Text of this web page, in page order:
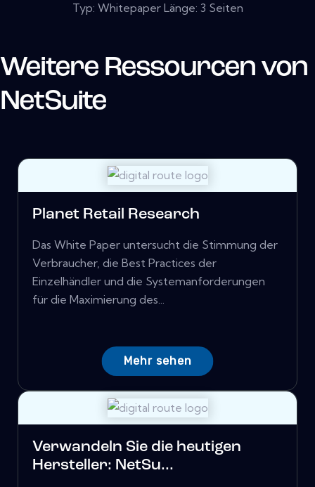
Typ: Whitepaper Länge: 3 Seiten
Weitere Ressourcen von
NetSuite
Planet Retail Research
Das White Paper untersucht die Stimmung der
Verbraucher, die Best Practices der
Einzelhändler und die Systemanforderungen
für die Maximierung des...
Mehr sehen
Verwandeln Sie die heutigen
Hersteller: NetSu...